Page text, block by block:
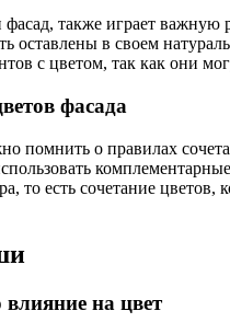
фасад, также играет
оставлены в своем
с цветом, так как они
фасада
помнить о правилах
то есть сочетание
на цвет